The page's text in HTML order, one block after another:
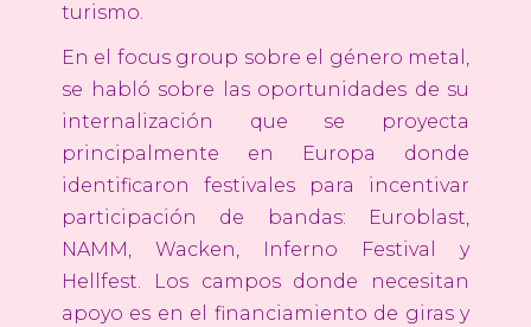
turismo.
En el focus group sobre el género metal,
se habló sobre las oportunidades de su
internalización que se proyecta
principalmente en Europa donde
identificaron festivales para incentivar
participación de bandas: Euroblast,
NAMM, Wacken, Inferno Festival y
Hellfest. Los campos donde necesitan
apoyo es en el financiamiento de giras y